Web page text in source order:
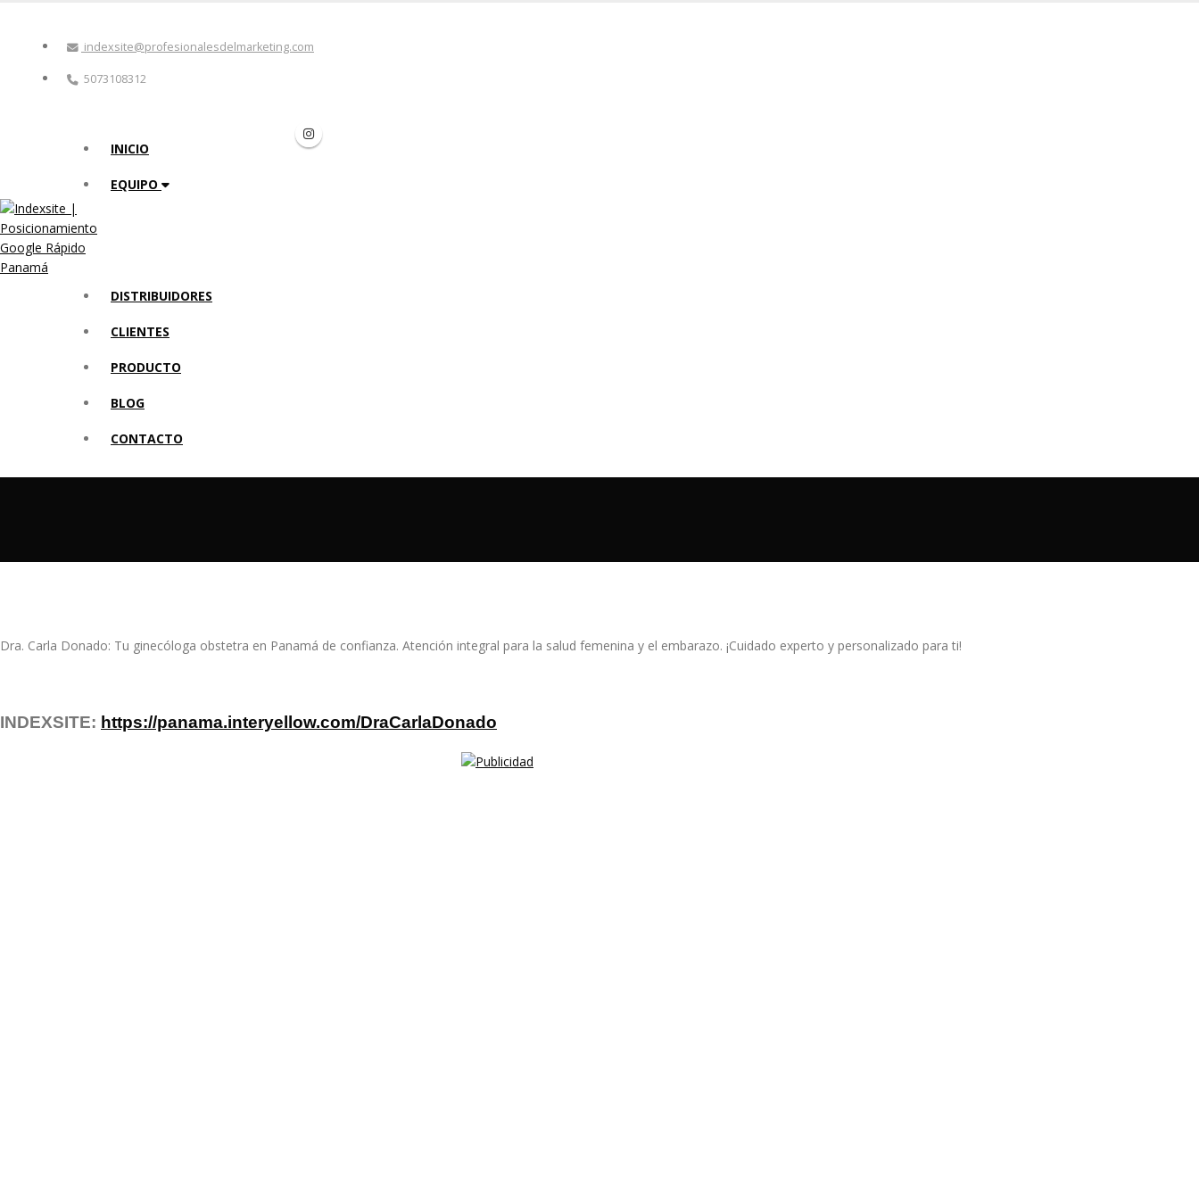
indexsite@profesionalesdelmarketing.com
5073108312
INICIO
EQUIPO
DISTRIBUIDORES
CLIENTES
PRODUCTO
BLOG
CONTACTO
Dra. Carla Donado: Tu ginecóloga obstetra en Panamá de confianza. Atención integral para la salud femenina y el embarazo. ¡Cuidado experto y personalizado para ti!
INDEXSITE: https://panama.interyellow.com/DraCarlaDonado